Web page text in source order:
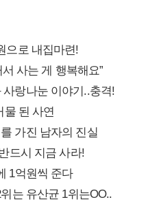
으로 내집마련!
사는 게 행복해요”
랑나눈 이야기..충격!
물 된 사연
가진 남자의 진실
드시 지금 사라!
1억원씩 준다
는 유산균 1위는OO..